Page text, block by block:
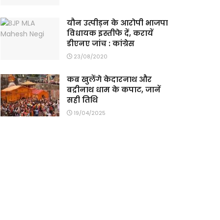
यौन उत्पीड़न के आरोपी भाजपा
विधायक इस्तीफे दें, करायें
डीएनए जांच : कांग्रेस
23/08/2020
कब खुलेंगे केदारनाथ और
बद्रीनाथ धाम के कपाट, जानें
सही तिथि
19/04/2025